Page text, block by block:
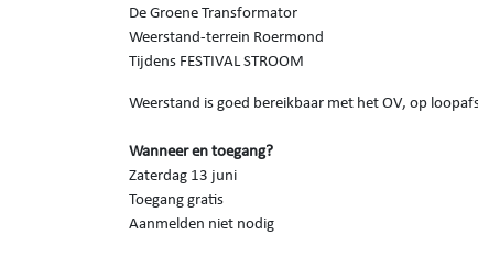
De Groene Transformator
Weerstand-terrein Roermond
Tijdens FESTIVAL STROOM
Weerstand is goed bereikbaar met het OV, op
Wanneer en toegang?
Zaterdag 13 juni
Toegang gratis
Aanmelden niet nodig